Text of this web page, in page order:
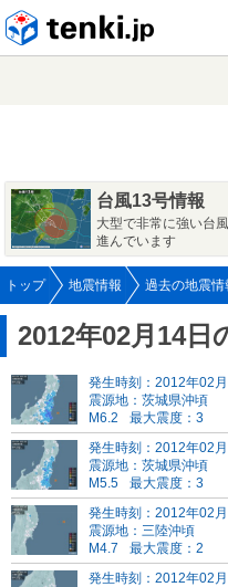
台風13号情報
大型で非常に強い台
進んでいます
トップ 地震情報 過去の地震情
2012年02月14日
発生時刻：2012年02
震源地：茨城県沖頃
M6.2
最大震度：3
発生時刻：2012年02
震源地：茨城県沖頃
M5.5
最大震度：3
発生時刻：2012年02
震源地：三陸沖頃
M4.7
最大震度：2
発生時刻：2012年02